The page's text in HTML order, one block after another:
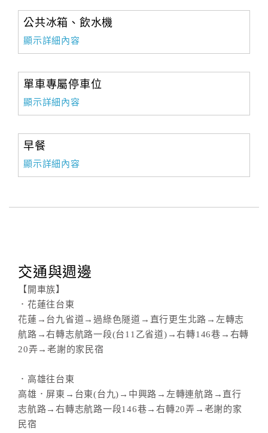
公共冰箱、飲水機
顯示詳細內容
單車專屬停車位
顯示詳細內容
早餐
顯示詳細內容
交通與週邊
【開車族】
．花蓮往台東
花蓮→台九省道→過綠色隧道→直行更生北路→左轉志
航路→右轉志航路一段(台11乙省道)→右轉146巷→右轉
20弄→老謝的家民宿
．高雄往台東
高雄．屏東→台東(台九)→中興路→左轉連航路→直行
志航路→右轉志航路一段146巷→右轉20弄→老謝的家
民宿